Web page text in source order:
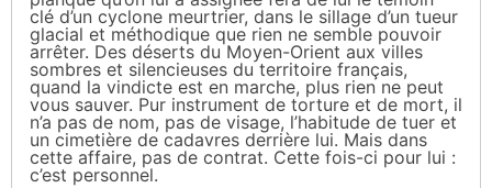
clé d’un cyclone meurtrier, dans le sillage d’un tueur
glacial et méthodique que rien ne semble pouvoir
arrêter. Des déserts du Moyen-Orient aux villes
sombres et silencieuses du territoire français,
quand la vindicte est en marche, plus rien ne peut
vous sauver. Pur instrument de torture et de mort, il
n’a pas de nom, pas de visage, l’habitude de tuer et
un cimetière de cadavres derrière lui. Mais dans
cette affaire, pas de contrat. Cette fois-ci pour lui :
c’est personnel.